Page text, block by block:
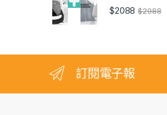
$2088 $2988
訂閱電子報